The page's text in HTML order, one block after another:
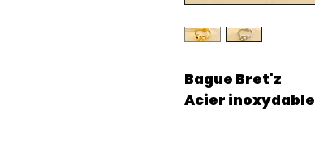
Bague Bret'z
Acier inoxydable